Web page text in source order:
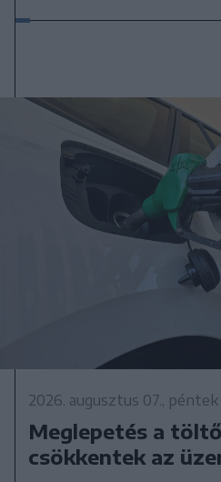
2026. augusztus 07., péntek
Meglepetés a
csökkentek az